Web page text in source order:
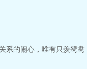
系的闹心，唯有只羡鸳鸯